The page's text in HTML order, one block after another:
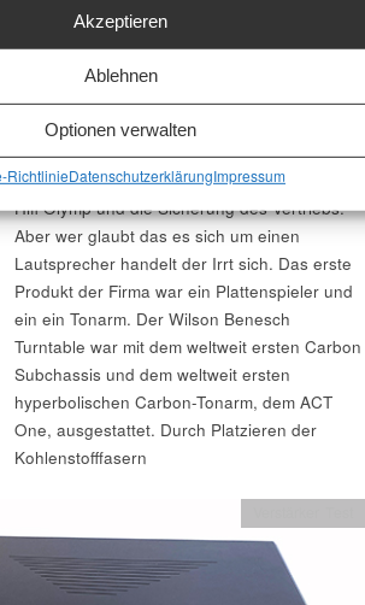
Akzeptieren
Ablehnen
Optionen verwalten
RichtlinieDatenschutzerklärungImpressum
Wilson Benesch wurde 1989 mit nur 25000
finanziert wurde- gegründet und gehört Craig
Monaten steckten die Gründe jeden einzelnen
Cent in die Forschung und Entwicklung. Das
Ergebnis dieser Arbeiten war der Aufstieg ins
Hifi Olymp und die Sicherung des Vertriebs.
Aber wer glaubt das es sich um einen
Lautsprecher handelt der Irrt sich. Das erste
Produkt der Firma war ein Plattenspieler und
ein ein Tonarm. Der Wilson Benesch
Turntable war mit dem weltweit ersten Carbon
Subchassis und dem weltweit ersten
hyperbolischen Carbon-Tonarm, dem ACT
One, ausgestattet. Durch Platzieren der
Kohlenstofffasern